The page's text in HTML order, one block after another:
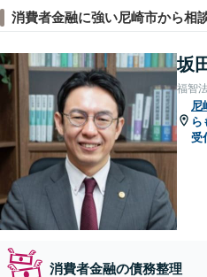
消費者金融に強い尼崎市から相
坂
福智
尼
ら
受
消費者金融の債務整理